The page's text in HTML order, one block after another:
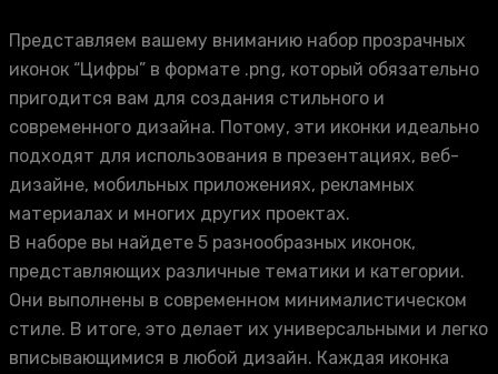
Представляем вашему вниманию набор прозрачных
иконок “Цифры” в формате .png, который обязательно
пригодится вам для создания стильного и
современного дизайна. Потому, эти иконки идеально
подходят для использования в презентациях, веб-
дизайне, мобильных приложениях, рекламных
материалах и многих других проектах.
В наборе вы найдете 5 разнообразных иконок,
представляющих различные тематики и категории.
Они выполнены в современном минималистическом
стиле. В итоге, это делает их универсальными и легко
вписывающимися в любой дизайн. Каждая иконка